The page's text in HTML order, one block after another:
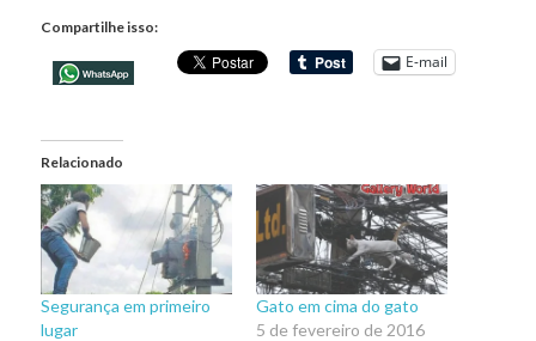
Compartilhe isso:
E-mail
Relacionado
Segurança em primeiro
lugar
Gato em cima do gato
5 de fevereiro de 2016